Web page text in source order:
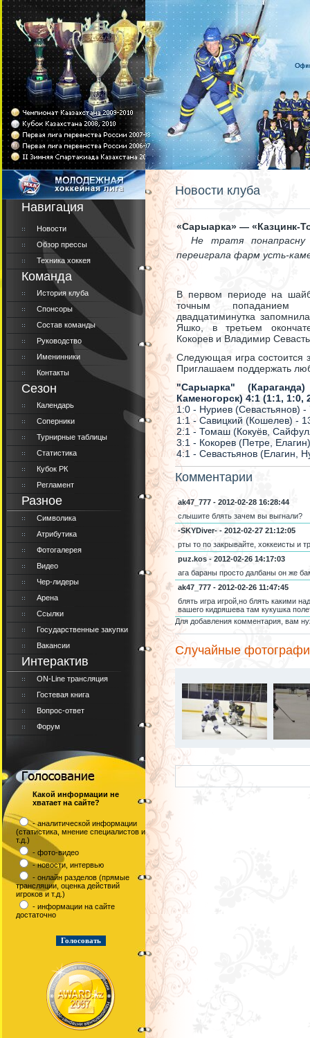
Навигация
Новости
Обзор прессы
Техника хоккея
Команда
История клуба
Спонсоры
Состав команды
Руководство
Именинники
Контакты
Сезон
Календарь
Соперники
Турнирные таблицы
Статистика
Кубок РК
Регламент
Разное
Символика
Атрибутика
Фотогалерея
Видео
Чер-лидеры
Арена
Ссылки
Государственные закупки
Вакансии
Интерактив
ON-Line трансляция
Гостевая книга
Вопрос-ответ
Форум
Какой информации не
хватает на сайте?
- аналитической информации
(статистика, мнение специалистов и
т.д.)
- фото-видео
- новости, интервью
- онлайн разделов (прямые
трансляции, оценка действий
игроков и т.д.)
- информации на сайте
достаточно
Новости клуба
«Сарыарка» — «Казцинк-
Не тратя понапрасну
переиграла фарм усть-
В первом периоде на
точным попаданием
двадцатиминутка
Яшко, в третьем
Кокорев и Владимир
Следующая игра состоится
Приглашаем поддержать
"Сарыарка"
Каменогорск) 4:1 (1:1, 1:0,
1:0 - Нуриев (Севастьянов) -
1:1 - Савицкий (Кошелев) -
2:1 - Томаш (Кокуёв,
3:1 - Кокорев (Петре,
4:1 - Севастьянов (Елагин,
Комментарии
ak47_777 - 2012-02-28 16:28:44
слышите блять зачем вы выгнали?
-SKYDiver- - 2012-02-27 21:12:05
рты то по закрывайте, хоккеисты и
puz.kos - 2012-02-26 14:17:03
ага бараны просто далбаны он же
ak47_777 - 2012-02-26 11:47:45
блять игра игрой,но блять какими
вашего кидряшева там кукушка
Для добавления комментария, вам
Случайные